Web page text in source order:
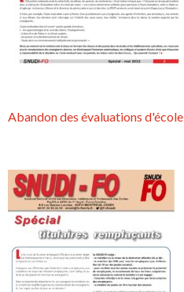
Abandon des évaluations d'école